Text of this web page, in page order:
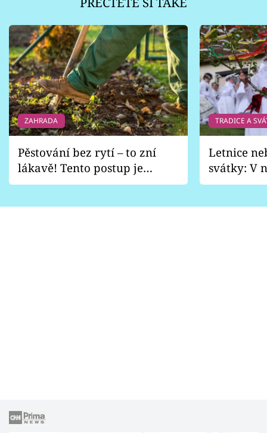
ZAHRADA
Pěstování bez rytí – to zní
lákavě! Tento postup je
vhodný jen pro některé
TRADICE A
Letnice
svátky: V
pondělí